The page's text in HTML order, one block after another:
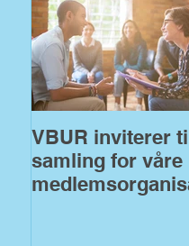
VBUR inviterer
samling for våre